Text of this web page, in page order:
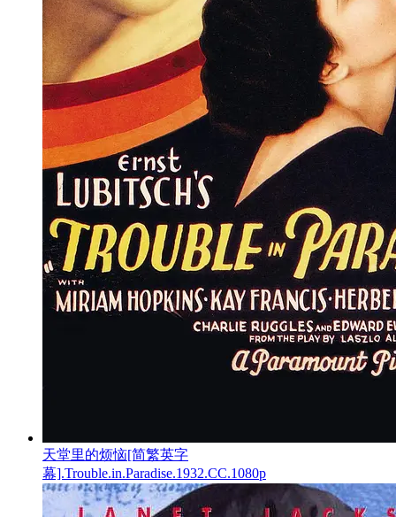
天堂里的烦恼[简繁英字
幕].Trouble.in.Paradise.1932.CC.1080p